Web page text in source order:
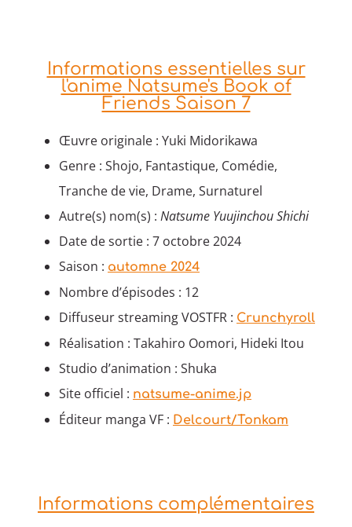
Informations essentielles sur
l'anime Natsume's Book of
Friends Saison 7
Œuvre originale : Yuki Midorikawa
Genre : Shojo, Fantastique, Comédie,
Tranche de vie, Drame, Surnaturel
Autre(s) nom(s) : Natsume Yuujinchou Shichi
Date de sortie : 7 octobre 2024
Saison : automne 2024
Nombre d’épisodes : 12
Diffuseur streaming VOSTFR : Crunchyroll
Réalisation : Takahiro Oomori, Hideki Itou
Studio d’animation : Shuka
Site officiel : natsume-anime.jp
Éditeur manga VF : Delcourt/Tonkam
Informations complémentaires